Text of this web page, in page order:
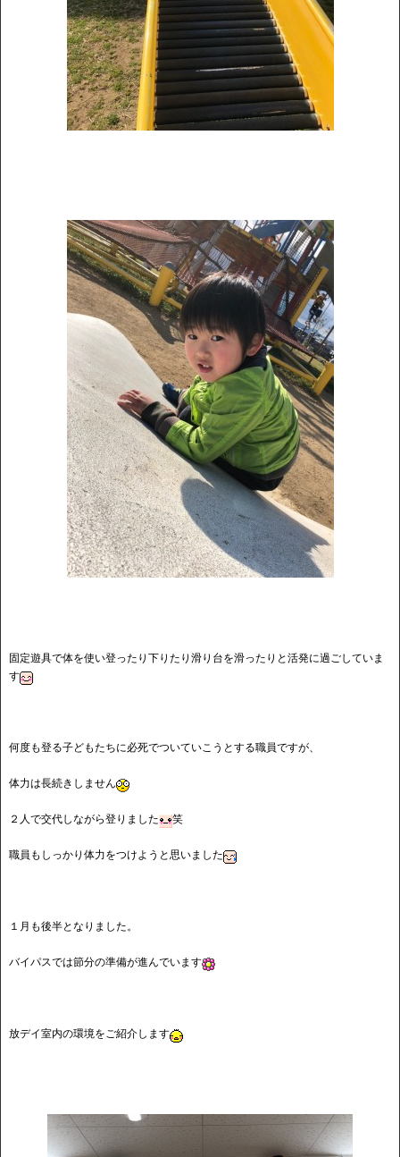
固定遊具で体を使い登ったり下りたり滑り台を滑ったりと活発に過ごしていま
す
何度も登る子どもたちに必死でついていこうとする職員ですが、
体力は長続きしません
２人で交代しながら登りました 笑
職員もしっかり体力をつけようと思いました
１月も後半となりました。
バイパスでは節分の準備が進んでいます
放デイ室内の環境をご紹介します